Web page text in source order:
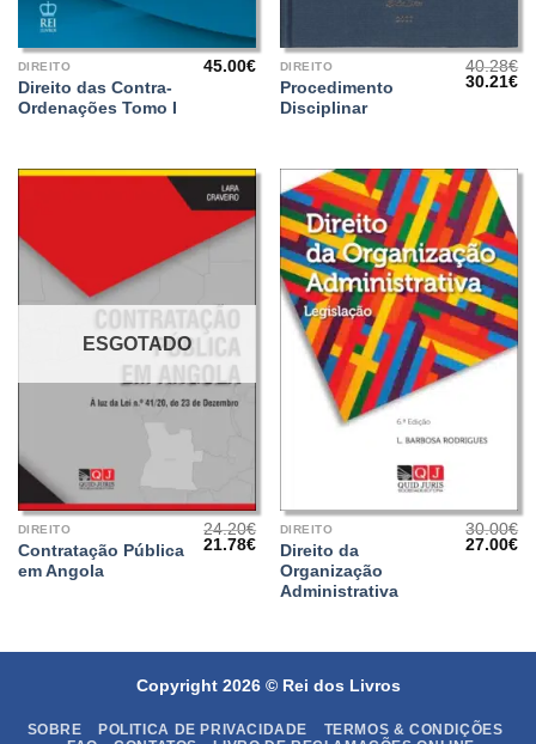
DIREITO
Direito das Contra-
Ordenações Tomo I
45.00€ DIREITO
Procedimento
Disciplinar
40.28€
O
30.21€O
ESGOTADO
DIREITO
Contratação Pública
em Angola
24.20€
O
21.78€O
preço
atual
DIREITO
Direito da
Organização
Administrativa
30.00€
O
27.00€O
Copyright 2026 © Rei dos Livros
SOBRE POLITICA DE PRIVACIDADE
TERMOS & CONDIÇÕES